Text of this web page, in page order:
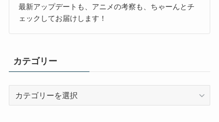
最新アップデートも、アニメの考察も、ちゃーんとチ
ェックしてお届けします！
カテゴリー